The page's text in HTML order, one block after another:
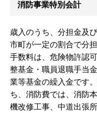
消防事業特別会
歳入のうち、分担金及
市町が一定の割合で分
手数料は、危険物許認
整基金・職員退職手当
業等基金の繰入金です
ち、消防費では、消防
機改修工事、中道出張